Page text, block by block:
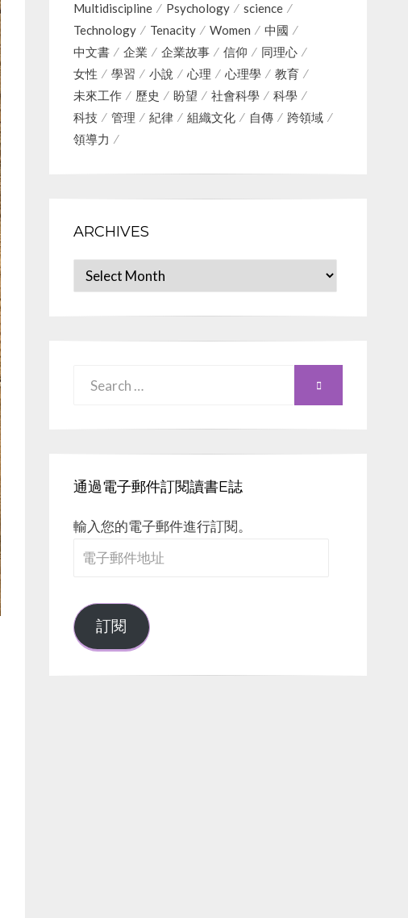
Multidiscipline
Psychology
science
Technology
Tenacity Women
中國
中文書
企業 企業故事 信仰
同理心
女性
學習 小說 心理 心理學
教育
未來工作
歷史 盼望 社會科學
科學
科技
管理 紀律 組織文化 自傳
跨領域
領導力
ARCHIVES
Archives
SEARCH
通過電子郵件訂閱讀書E誌
輸入您的電子郵件進行訂閱。
電
件
地
訂閱